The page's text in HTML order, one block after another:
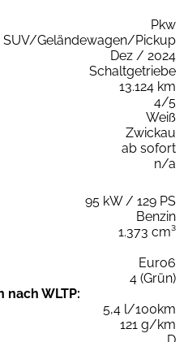
Pkw
SUV/Geländewagen/Pickup
Dez / 2024
Schaltgetriebe
13.124 km
4/5
Weiß
Zwickau
ab sofort
n/a
95 kW / 129 PS
Benzin
1.373 cm³
Euro6
4 (Grün)
nach WLTP:
5,4 l/100km
121 g/km